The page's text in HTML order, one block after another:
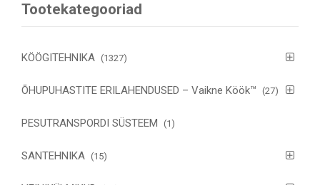
Tootekategooriad
KÖÖGITEHNIKA (1327)
ÕHUPUHASTITE ERILAHENDUSED – Vaikne Köök™ (27)
PESUTRANSPORDI SÜSTEEM (1)
SANTEHNIKA (15)